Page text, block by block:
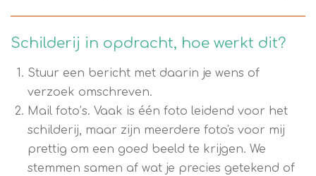
Schilderij in opdracht, hoe werkt dit?
Stuur een bericht met daarin je wens of
verzoek omschreven.
Mail foto’s. Vaak is één foto leidend voor het
schilderij, maar zijn meerdere foto's voor mij
prettig om een goed beeld te krijgen. We
stemmen samen af wat je precies getekend of